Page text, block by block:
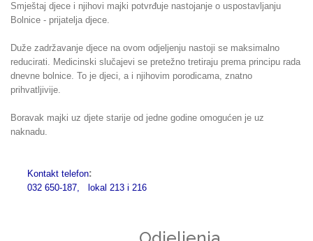
Smještaj djece i njihovi majki potvrđuje nastojanje o uspostavljanju
Bolnice - prijatelja djece.
Duže zadržavanje djece na ovom odjeljenju nastoji se maksimalno
reducirati. Medicinski slučajevi se pretežno tretiraju prema principu rada
dnevne bolnice. To je djeci, a i njihovim porodicama, znatno
prihvatljivije.
Boravak majki uz djete starije od jedne godine omogućen je uz
naknadu.
Kontakt telefon:
032 650-187, lokal 213 i 216